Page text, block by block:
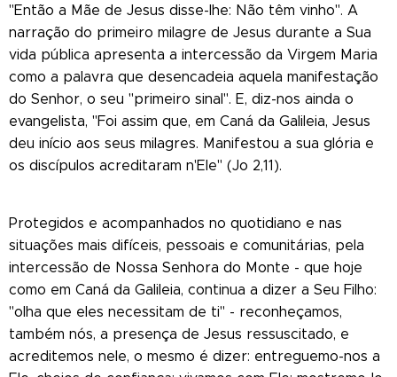
"Então a Mãe de Jesus disse-lhe: Não têm vinho". A
narração do primeiro milagre de Jesus durante a Sua
vida pública apresenta a intercessão da Virgem Maria
como a palavra que desencadeia aquela manifestação
do Senhor, o seu "primeiro sinal". E, diz-nos ainda o
evangelista, "Foi assim que, em Caná da Galileia, Jesus
deu início aos seus milagres. Manifestou a sua glória e
os discípulos acreditaram n'Ele" (Jo 2,11).
Protegidos e acompanhados no quotidiano e nas
situações mais difíceis, pessoais e comunitárias, pela
intercessão de Nossa Senhora do Monte - que hoje
como em Caná da Galileia, continua a dizer a Seu Filho:
"olha que eles necessitam de ti" - reconheçamos,
também nós, a presença de Jesus ressuscitado, e
acreditemos nele, o mesmo é dizer: entreguemo-nos a